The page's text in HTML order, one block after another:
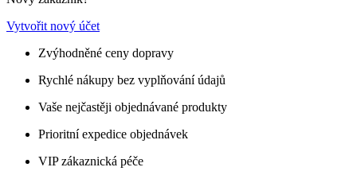
Vytvořit nový účet
Zvýhodněné ceny dopravy
Rychlé nákupy bez vyplňování údajů
Vaše nejčastěji objednávané produkty
Prioritní expedice objednávek
VIP zákaznická péče